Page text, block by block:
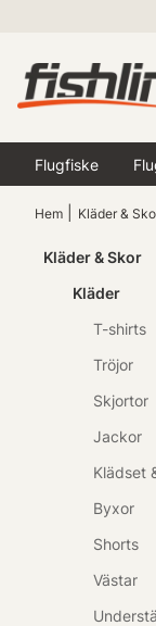
Flugfiske
Hem Kläder &
Kläder & Skor
Kläder
T-shirts
Tröjor
Skjortor
Jackor
Klädset
Byxor
Shorts
Västar